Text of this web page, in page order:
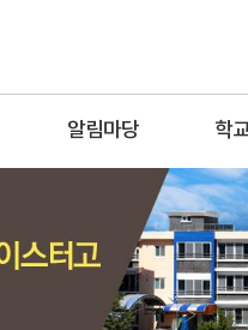
알림마당 학